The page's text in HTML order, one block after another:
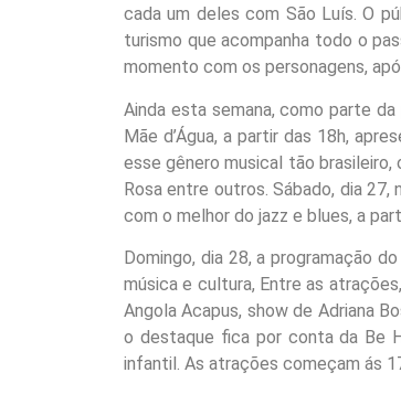
cada um deles com São Luís. O
turismo que acompanha todo o
momento com os personagens,
Ainda esta semana, como parte
Mãe d’Água, a partir das 18h,
esse gênero musical tão brasileiro,
Rosa entre outros. Sábado, dia
com o melhor do jazz e blues, a
Domingo, dia 28, a programação
música e cultura, Entre as
Angola Acapus, show de Adriana
o destaque fica por conta da Be
infantil. As atrações começam ás